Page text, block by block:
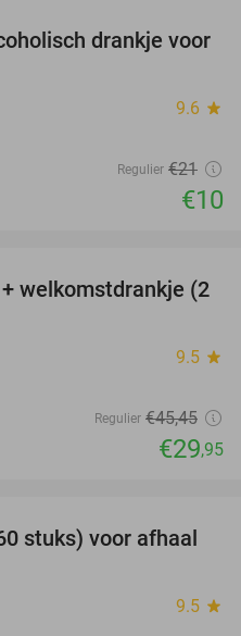
52%
drankje voor
9.6 star
Regulier €21
€10
34%
welkomstdrankje (2
9.5 star
Regulier €45,45
€29,95
48%
stuks) voor afhaal
9.5 star